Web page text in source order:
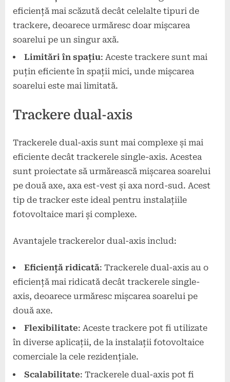
eficiență mai scăzută decât celelalte tipuri de
trackere, deoarece urmăresc doar mișcarea
soarelui pe un singur axă.
Limitări în spațiu: Aceste trackere sunt mai
puțin eficiente în spații mici, unde mișcarea
soarelui este mai limitată.
Trackere dual-axis
Trackerele dual-axis sunt mai complexe și mai
eficiente decât trackerele single-axis. Acestea
sunt proiectate să urmărească mișcarea soarelui
pe două axe, axa est-vest și axa nord-sud. Acest
tip de tracker este ideal pentru instalațiile
fotovoltaice mari și complexe.
Avantajele trackerelor dual-axis includ:
Eficiență ridicată: Trackerele dual-axis au o
eficiență mai ridicată decât trackerele single-
axis, deoarece urmăresc mișcarea soarelui pe
două axe.
Flexibilitate: Aceste trackere pot fi utilizate
în diverse aplicații, de la instalații fotovoltaice
comerciale la cele rezidențiale.
Scalabilitate: Trackerele dual-axis pot fi